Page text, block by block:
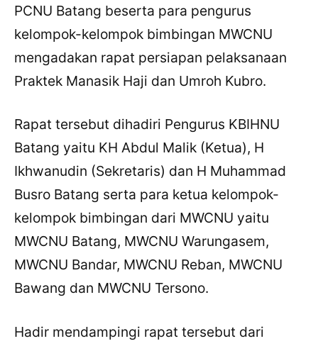
PCNU Batang beserta para pengurus
kelompok-kelompok bimbingan MWCNU
mengadakan rapat persiapan pelaksanaan
Praktek Manasik Haji dan Umroh Kubro.
Rapat tersebut dihadiri Pengurus KBIHNU
Batang yaitu KH Abdul Malik (Ketua), H
Ikhwanudin (Sekretaris) dan H Muhammad
Busro Batang serta para ketua kelompok-
kelompok bimbingan dari MWCNU yaitu
MWCNU Batang, MWCNU Warungasem,
MWCNU Bandar, MWCNU Reban, MWCNU
Bawang dan MWCNU Tersono.
Hadir mendampingi rapat tersebut dari